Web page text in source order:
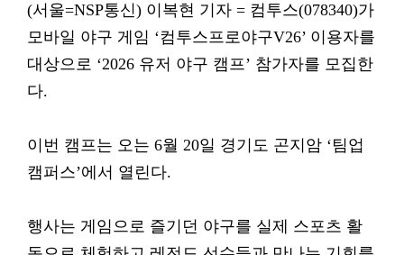
(서울=NSP통신) 이복현 기자 = 컴투스(078340)가
모바일 야구 게임 ‘컴투스프로야구V26’ 이용자를
대상으로 ‘2026 유저 야구 캠프’ 참가자를 모집한
다.
이번 캠프는 오는 6월 20일 경기도 곤지암 ‘팀업
캠퍼스’에서 열린다.
행사는 게임으로 즐기던 야구를 실제 스포츠 활